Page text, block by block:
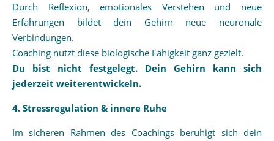
Durch Reflexion, emotionales Verstehen und neue
Erfahrungen bildet dein Gehirn neue neuronale
Verbindungen.
Coaching nutzt diese biologische Fähigkeit ganz gezielt.
Du bist nicht festgelegt. Dein Gehirn kann sich
jederzeit weiterentwickeln.
4. Stressregulation & innere Ruhe
Im sicheren Rahmen des Coachings beruhigt sich dein